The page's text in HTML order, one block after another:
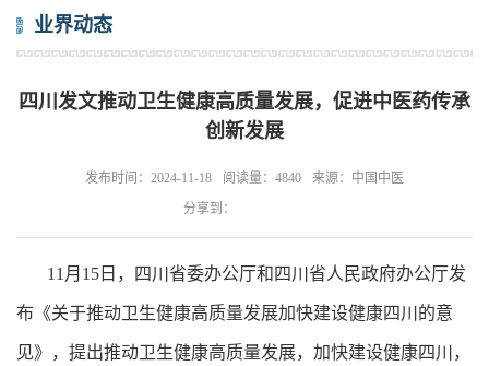
业界动态
四川发文推动卫生健康高质量发展，促进中医药传承
创新发展
发布时间：2024-11-18 阅读量：4840
来源：中国中医
分享到：
11月15日，四川省委办公厅和四川省人民政府办公厅发
布《关于推动卫生健康高质量发展加快建设健康四川的意
见》，提出推动卫生健康高质量发展，加快建设健康四川，